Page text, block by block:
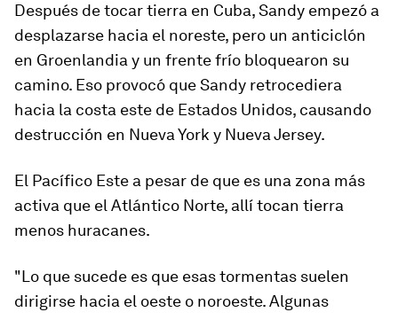
Después de tocar tierra en Cuba, Sandy empezó a
desplazarse hacia el noreste, pero un anticiclón
en Groenlandia y un frente frío bloquearon su
camino. Eso provocó que Sandy retrocediera
hacia la costa este de Estados Unidos, causando
destrucción en Nueva York y Nueva Jersey.
El Pacífico Este a pesar de que es una zona más
activa que el Atlántico Norte, allí tocan tierra
menos huracanes.
"Lo que sucede es que esas tormentas suelen
dirigirse hacia el oeste o noroeste. Algunas